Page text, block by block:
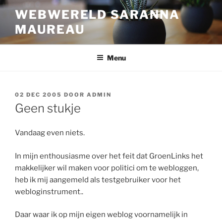
Ga
inhoud
WEBWERELD SARANNA
MAUREAU
Menu
GEPLAATST
OP
02 DEC 2005 DOOR ADMIN
Geen stukje
Vandaag even niets.
In mijn enthousiasme over het feit dat GroenLinks het
makkelijker wil maken voor politici om te webloggen,
heb ik mij aangemeld als testgebruiker voor het
webloginstrument..
Daar waar ik op mijn eigen weblog voornamelijk in